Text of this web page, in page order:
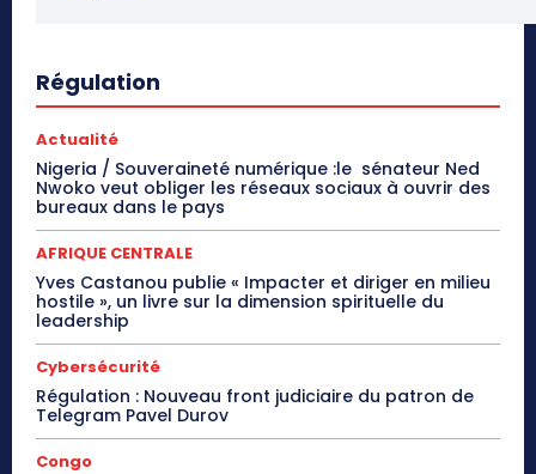
Régulation
Actualité
Nigeria / Souveraineté numérique :le sénateur Ned
Nwoko veut obliger les réseaux sociaux à ouvrir des
bureaux dans le pays
AFRIQUE CENTRALE
Yves Castanou publie « Impacter et diriger en milieu
hostile », un livre sur la dimension spirituelle du
leadership
Cybersécurité
Régulation : Nouveau front judiciaire du patron de
Telegram Pavel Durov
Congo